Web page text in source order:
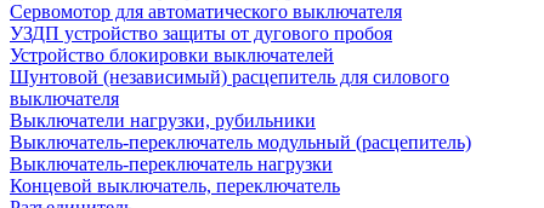
Сервомотор для автоматического выключателя
УЗДП устройство защиты от дугового пробоя
Устройство блокировки выключателей
Шунтовой (независимый) расцепитель для силового
выключателя
Выключатели нагрузки, рубильники
Выключатель-переключатель модульный (расцепитель)
Выключатель-переключатель нагрузки
Концевой выключатель, переключатель